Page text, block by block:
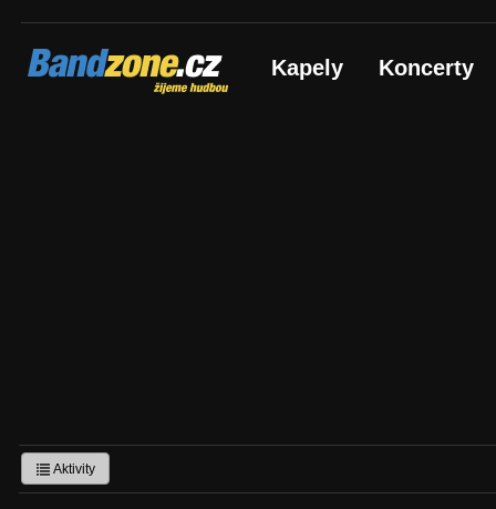
Bandzone.cz
žijeme hudbou Kapely Koncerty
Aktivity